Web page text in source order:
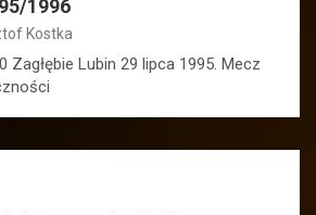
1996
Kostka
Zagłębie Lubin 29 lipca 1995. Mecz